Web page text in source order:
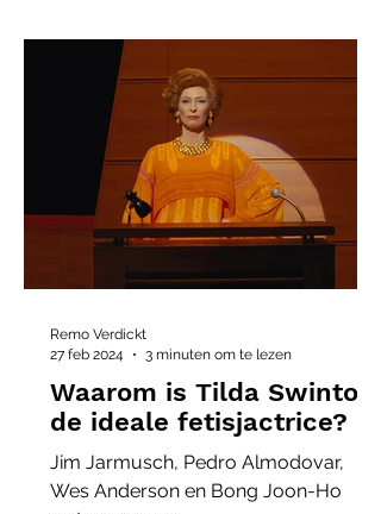
Waarom is Tilda Swinton
de ideale fetisjactrice?
Jim Jarmusch, Pedro Almodovar,
Wes Anderson en Bong Joon-Ho
Remo Verdickt
27 feb 2024
3 minuten om te lezen